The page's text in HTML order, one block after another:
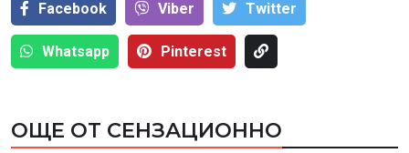
Facebook Viber Тwitter
Whatsapp Pinterest
ОЩЕ ОТ СЕНЗАЦИОННО